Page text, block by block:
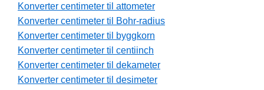
Konverter centimeter til attometer
Konverter centimeter til Bohr-radius
Konverter centimeter til byggkorn
Konverter centimeter til centiinch
Konverter centimeter til dekameter
Konverter centimeter til desimeter